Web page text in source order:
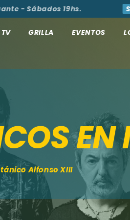
Sábados 19hs.
TV GRILLA EVENTOS
EN
Alfonso XIII